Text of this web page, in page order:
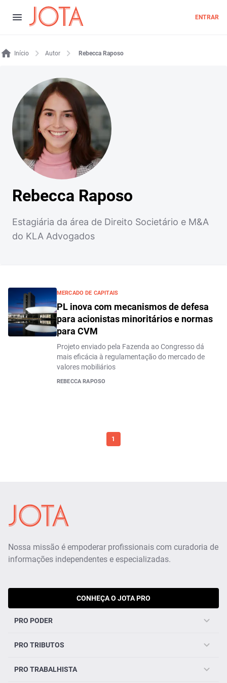
ENTRAR
Início Autor Rebecca Raposo
Rebecca Raposo
Estagiária da área de Direito Societário e M&A
do KLA Advogados
MERCADO DE CAPITAIS
PL inova com mecanismos de defesa
para acionistas minoritários e normas
para CVM
Projeto enviado pela Fazenda ao Congresso dá
mais eficácia à regulamentação do mercado de
valores mobiliários
REBECCA RAPOSO
1
Nossa missão é empoderar profissionais com curadoria de
informações independentes e especializadas.
CONHEÇA O JOTA PRO
PRO PODER
PRO TRIBUTOS
PRO TRABALHISTA